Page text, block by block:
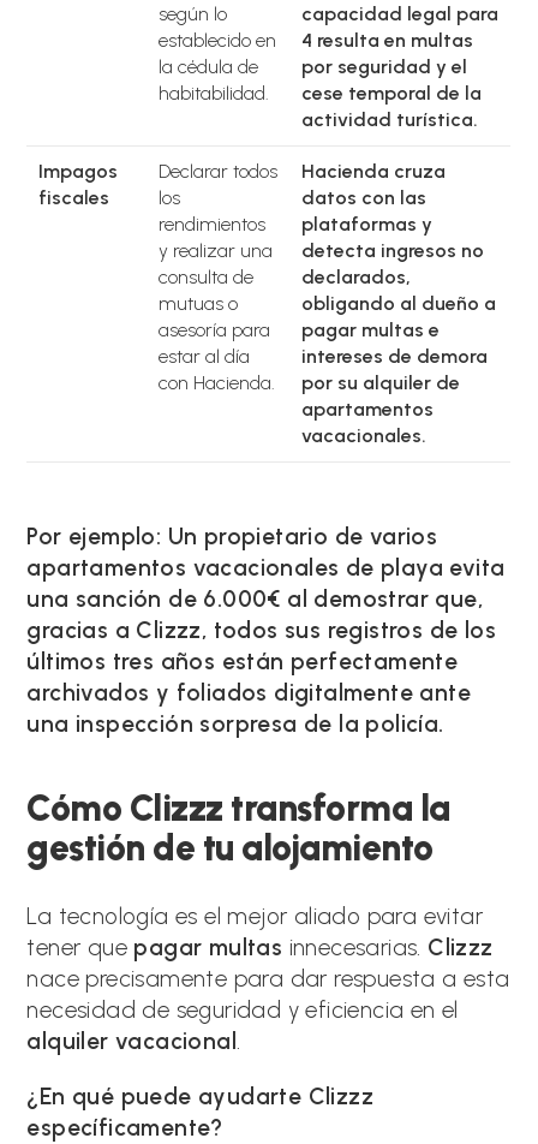
según lo
establecido en
la cédula de
habitabilidad.
capacidad legal para
4 resulta en multas
por seguridad y el
cese temporal de la
actividad turística.
Impagos
fiscales
Declarar todos
los
rendimientos
y realizar una
consulta de
mutuas o
asesoría para
estar al día
con Hacienda.
Hacienda cruza
datos con las
plataformas y
detecta ingresos no
declarados,
obligando al dueño a
pagar multas e
intereses de demora
por su alquiler de
apartamentos
vacacionales.
Por ejemplo: Un propietario de varios
apartamentos vacacionales de playa evita
una sanción de 6.000€ al demostrar que,
gracias a Clizzz, todos sus registros de los
últimos tres años están perfectamente
archivados y foliados digitalmente ante
una inspección sorpresa de la policía.
Cómo Clizzz transforma la
gestión de tu alojamiento
La tecnología es el mejor aliado para evitar
tener que pagar multas innecesarias. Clizzz
nace precisamente para dar respuesta a esta
necesidad de seguridad y eficiencia en el
alquiler vacacional .
¿En qué puede ayudarte Clizzz
específicamente?